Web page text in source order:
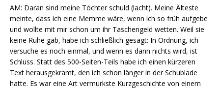
AM: Daran sind meine Töchter schuld (lacht). Meine Älteste
meinte, dass ich eine Memme wäre, wenn ich so früh aufgebe
und wollte mit mir schon um ihr Taschengeld wetten. Weil sie
keine Ruhe gab, habe ich schließlich gesagt: In Ordnung, ich
versuche es noch einmal, und wenn es dann nichts wird, ist
Schluss. Statt des 500-Seiten-Teils habe ich einen kürzeren
Text herausgekramt, den ich schon länger in der Schublade
hatte. Es war eine Art vermurkste Kurzgeschichte von einem